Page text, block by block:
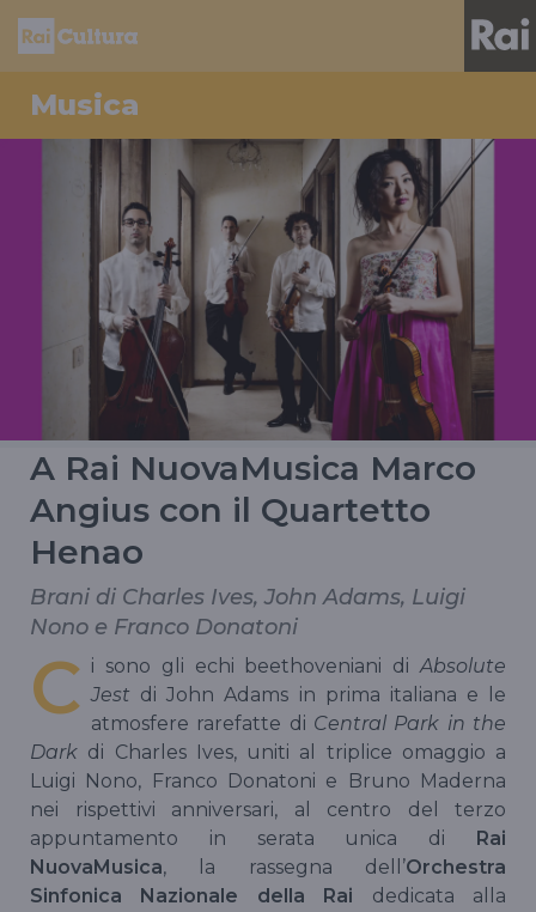
Musica
A Rai NuovaMusica Marco
Angius con il Quartetto
Henao
Brani di Charles Ives, John Adams, Luigi
Nono e Franco Donatoni
C i sono gli echi beethoveniani diAbsolute
Jest di John Adams in prima italiana e le
atmosfere rarefatte di Central Park in the
Dark di Charles Ives, uniti al triplice omaggio a
Luigi Nono, Franco Donatoni e Bruno Maderna
nei rispettivi anniversari, al centro del terzo
appuntamento in serata unica di
Rai
NuovaMusica, la rassegna dell’Orchestra
Sinfonica Nazionale della Rai dedicata alla